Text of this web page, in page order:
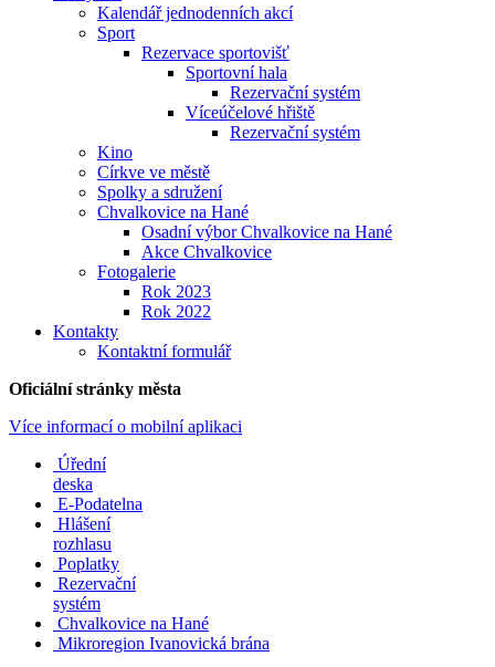
Kalendář jednodenních akcí
Sport
Rezervace sportovišť
Sportovní hala
Rezervační systém
Víceúčelové hřiště
Rezervační systém
Kino
Církve ve městě
Spolky a sdružení
Chvalkovice na Hané
Osadní výbor Chvalkovice na Hané
Akce Chvalkovice
Fotogalerie
Rok 2023
Rok 2022
Kontakty
Kontaktní formulář
Oficiální stránky města
Více informací o mobilní aplikaci
Úřední
deska
E-Podatelna
Hlášení
rozhlasu
Poplatky
Rezervační
systém
Chvalkovice na Hané
Mikroregion Ivanovická brána